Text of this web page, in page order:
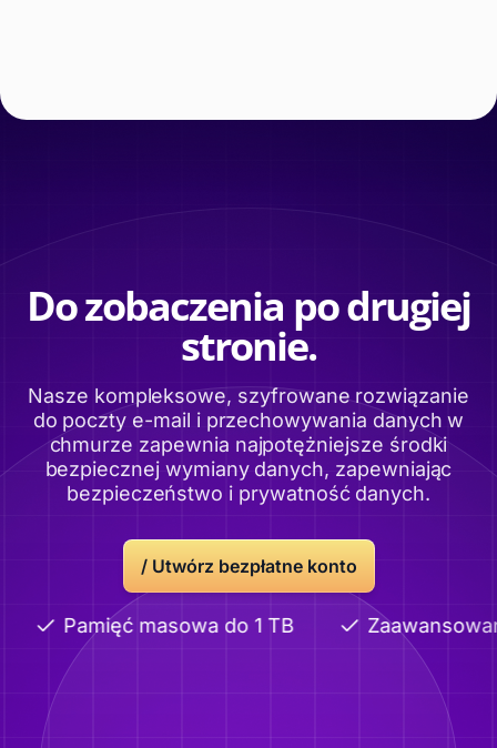
Do zobaczenia po drugiej
stronie.
Nasze kompleksowe, szyfrowane rozwiązanie
do poczty e-mail i przechowywania danych w
chmurze zapewnia najpotężniejsze środki
bezpiecznej wymiany danych, zapewniając
bezpieczeństwo i prywatność danych.
/ Utwórz bezpłatne konto
Pamięć masowa do 1 TB